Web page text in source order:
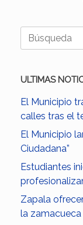
Buscar:
ULTIMAS
El Municipio
calles tras el
El Municipio
Ciudadana”
Estudiantes
Zapala
la